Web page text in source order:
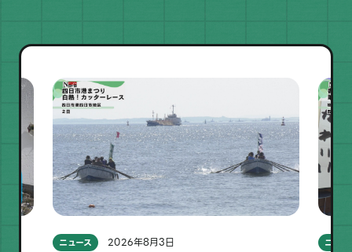
ニュース 2026年8月3日 ニュー